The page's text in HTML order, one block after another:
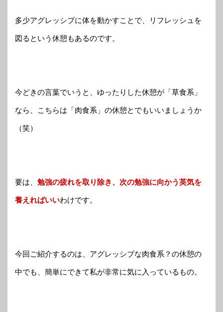
多少アグレッシブに体を動かすことで、リフレッシュを
図るという休憩もあるのです。
今どきの言葉でいうと、ゆったりした休憩が「草食系」
なら、こちらは「肉食系」の休憩とでもいいましょうか
（笑）
要は、 勉強の疲れを取り除き、次の勉強に向かう英気を
養えればいいわけです。
今回ご紹介するのは、アグレッシブな肉食系？の休憩の
中でも、簡単にできて私が非常に気に入っているもの。